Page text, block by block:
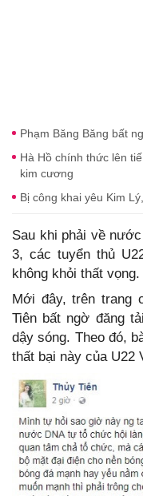
Phạm Băng Băng bất
Hà Hồ chính thức lên
kim cương
Bị công khai yêu Kim
Sau khi phải về
3, các tuyển thủ
không khỏi thất vọng.
Mới đây, trên trang
Tiên bất ngờ đăng
dậy sóng. Theo đó,
thất bại này của U22